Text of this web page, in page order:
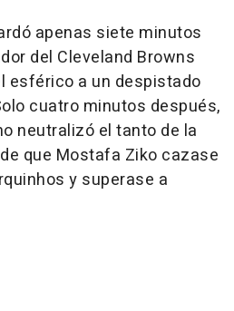
apenas siete minutos
del Cleveland Browns
esférico a un despistado
cuatro minutos después,
neutralizó el tanto de la
que Mostafa Ziko cazase
y superase a